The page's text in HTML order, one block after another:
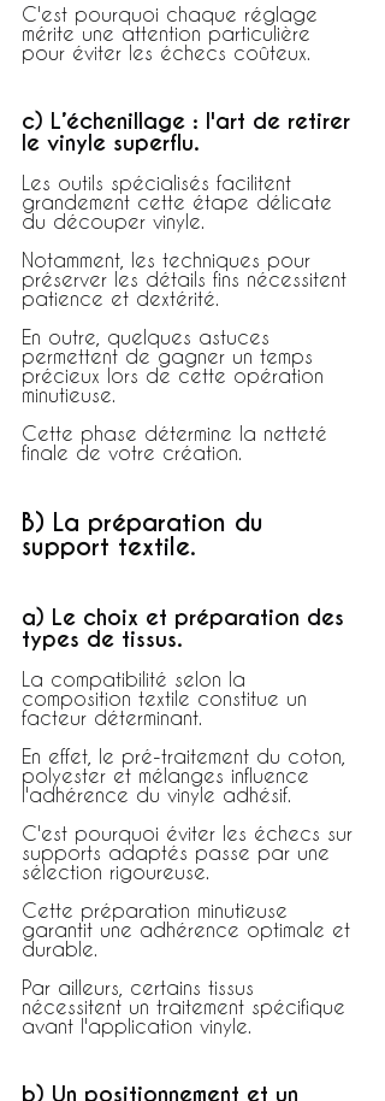
C'est pourquoi chaque réglage
mérite une attention particulière
pour éviter les échecs coûteux.
c) L’échenillage : l'art de retirer
le vinyle superflu.
Les outils spécialisés facilitent
grandement cette étape délicate
du découper vinyle.
Notamment, les techniques pour
préserver les détails fins nécessitent
patience et dextérité.
En outre, quelques astuces
permettent de gagner un temps
précieux lors de cette opération
minutieuse.
Cette phase détermine la netteté
finale de votre création.
B) La préparation du
support textile.
a) Le choix et préparation des
types de tissus.
La compatibilité selon la
composition textile constitue un
facteur déterminant.
En effet, le pré-traitement du coton,
polyester et mélanges influence
l'adhérence du vinyle adhésif.
C'est pourquoi éviter les échecs sur
supports adaptés passe par une
sélection rigoureuse.
Cette préparation minutieuse
garantit une adhérence optimale et
durable.
Par ailleurs, certains tissus
nécessitent un traitement spécifique
avant l'application vinyle.
b) Un positionnement et un